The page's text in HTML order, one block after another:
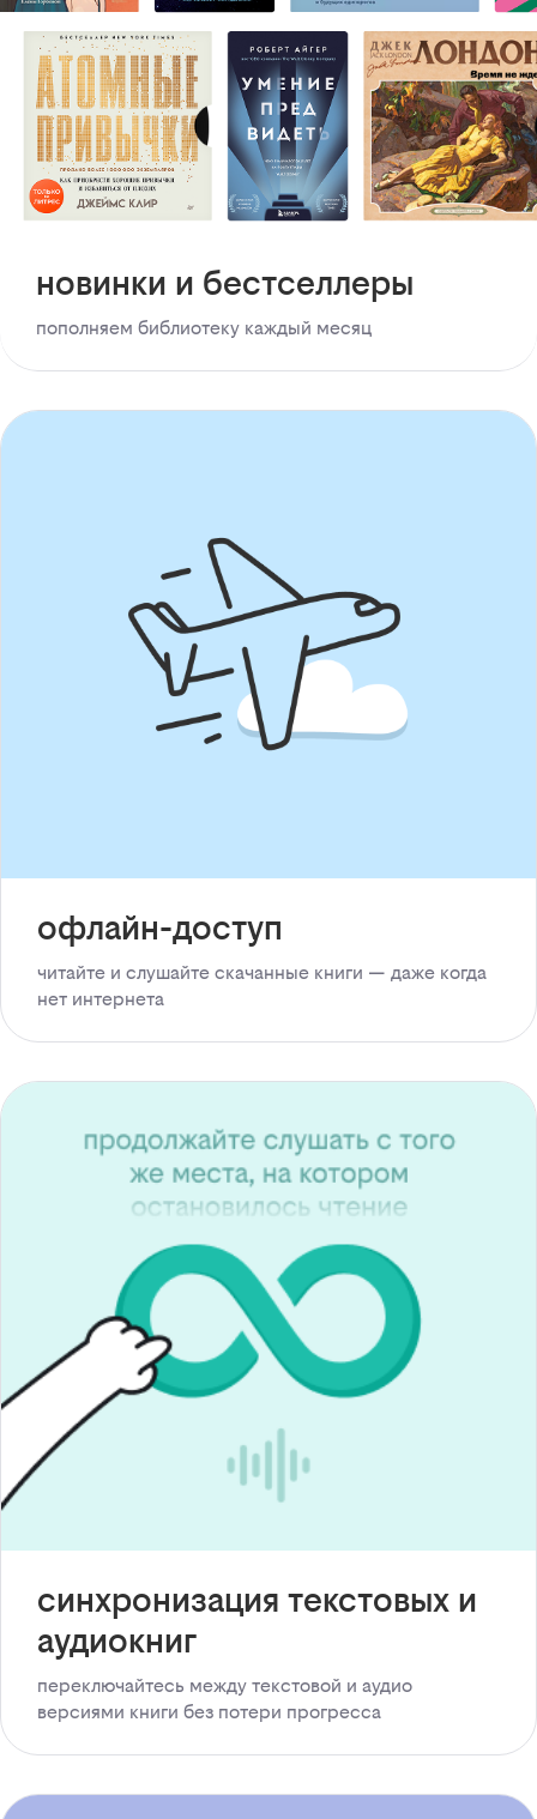
новинки и бестселлеры
пополняем библиотеку каждый месяц
офлайн-доступ
читайте и слушайте скачанные книги — даже когда
нет интернета
синхронизация текстовых и
аудиокниг
переключайтесь между текстовой и аудио
версиями книги без потери прогресса